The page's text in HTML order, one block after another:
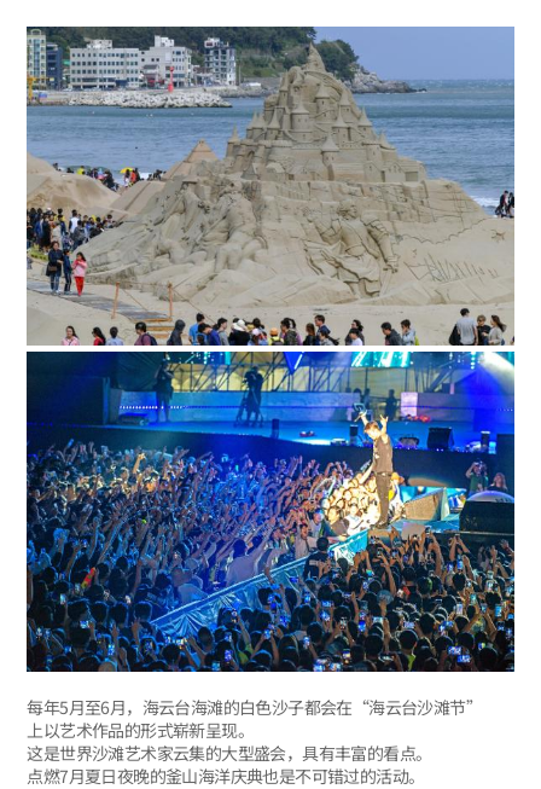
每年5月至6月，海云台海滩的白色沙子都会在“海云台沙滩节”
上以艺术作品的形式崭新呈现。
这是世界沙滩艺术家云集的大型盛会，具有丰富的看点。
点燃7月夏日夜晚的釜山海洋庆典也是不可错过的活动。